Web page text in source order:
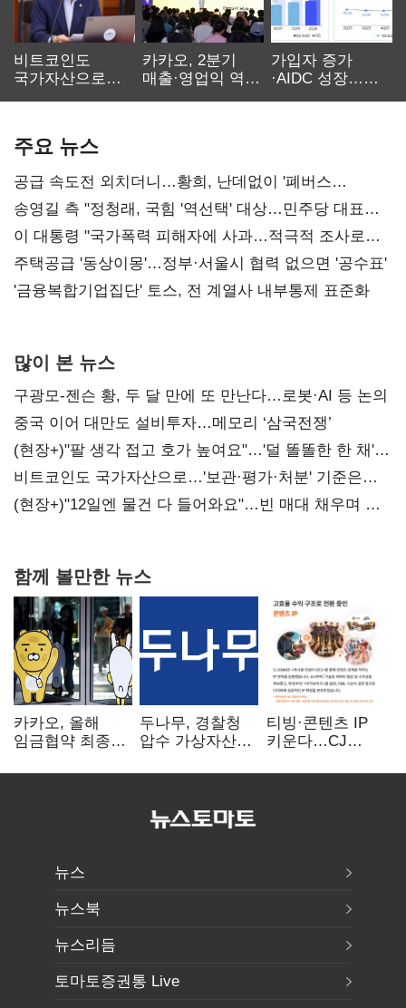
비트코인도
국가자산으로…'
카카오, 2분기
매출·영업익 역대
가입자 증가
·AIDC 성장…
주요 뉴스
공급 속도전 외치더니…황희, 난데없이 '폐버스
리모델링' 제안
송영길 측 "정청래, 국힘 '역선택' 대상…민주당 대표로
총선 지휘 못해"
이 대통령 "국가폭력 피해자에 사과…적극적 조사로
진실 밝혀야"
주택공급 '동상이몽'…정부·서울시 협력 없으면 '공수표'
'금융복합기업집단' 토스, 전 계열사 내부통제 표준화
많이 본 뉴스
구광모-젠슨 황, 두 달 만에 또 만난다…로봇·AI 등 논의
중국 이어 대만도 설비투자…메모리 ‘삼국전쟁’
(현장+)"팔 생각 접고 호가 높여요"…'덜 똘똘한 한 채'
20억 키맞추기
비트코인도 국가자산으로…'보관·평가·처분' 기준은
숙제
(현장+)"12일엔 물건 다 들어와요"…빈 매대 채우며 문
함께 볼만한 뉴스
카카오, 올해
임금협약 최종
인상·격려금
두나무, 경찰청
압수 가상자산
커스터디 사업
티빙·콘텐츠 IP
키운다…CJ
글로벌 확장 가속
뉴스
뉴스북
뉴스리듬
토마토증권통 Live